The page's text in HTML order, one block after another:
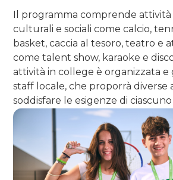
Il programma comprende
culturali e sociali come calcio,
basket, caccia al tesoro, teatro e
come talent show, karaoke e
attività in college è organizzata e
staff locale, che proporrà diverse
soddisfare le esigenze di